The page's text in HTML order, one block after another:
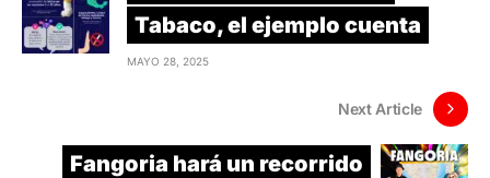
Tabaco, el ejemplo cuenta
MAYO 28, 2025
Next Article
Fangoria hará un recorrido